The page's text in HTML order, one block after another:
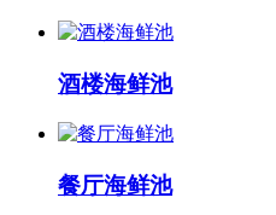
酒楼海鲜池
餐厅海鲜池